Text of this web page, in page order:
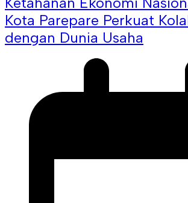
Kota Parepare Perkuat
dengan Dunia Usaha